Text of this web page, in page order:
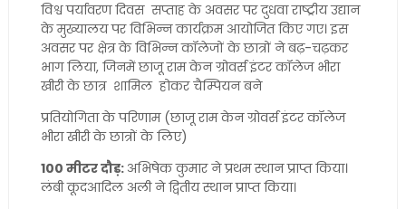
विश्व पर्यावरण दिवस सप्ताह के अवसर पर दुधवा राष्ट्रीय उद्यान
के मुख्यालय पर विभिन्न कार्यक्रम आयोजित किए गए। इस
अवसर पर क्षेत्र के विभिन्न कॉलेजों के छात्रों ने बढ़-चढ़कर
भाग लिया, जिनमें छाजू राम केन ग्रोवर्स इंटर कॉलेज भीरा
खीरी के छात्र शामिल होकर चैम्पियन बने
प्रतियोगिता के परिणाम (छाजू राम केन ग्रोवर्स इंटर कॉलेज
भीरा खीरी के छात्रों के लिए)
100 मीटर दौड़: अभिषेक कुमार ने प्रथम स्थान प्राप्त किया।
लंबी कूदआदिल अली ने द्वितीय स्थान प्राप्त किया।